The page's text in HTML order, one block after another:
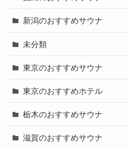
新潟のおすすめサウナ
未分類
東京のおすすめサウナ
東京のおすすめホテル
栃木のおすすめサウナ
滋賀のおすすめサウナ